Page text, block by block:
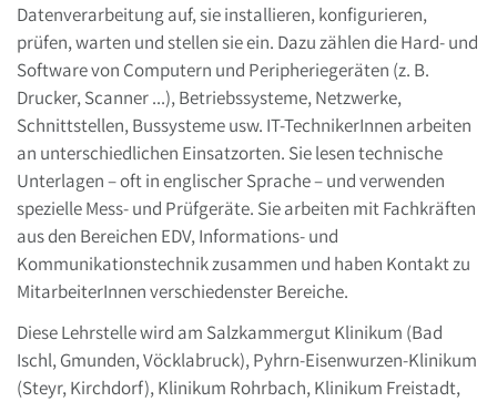
Datenverarbeitung auf, sie installieren, konfigurieren,
prüfen, warten und stellen sie ein. Dazu zählen die Hard- und
Software von Computern und Peripheriegeräten (z. B.
Drucker, Scanner ...), Betriebssysteme, Netzwerke,
Schnittstellen, Bussysteme usw. IT-TechnikerInnen arbeiten
an unterschiedlichen Einsatzorten. Sie lesen technische
Unterlagen – oft in englischer Sprache – und verwenden
spezielle Mess- und Prüfgeräte. Sie arbeiten mit Fachkräften
aus den Bereichen EDV, Informations- und
Kommunikationstechnik zusammen und haben Kontakt zu
MitarbeiterInnen verschiedenster Bereiche.
Diese Lehrstelle wird am Salzkammergut Klinikum (Bad
Ischl, Gmunden, Vöcklabruck), Pyhrn-Eisenwurzen-Klinikum
(Steyr, Kirchdorf), Klinikum Rohrbach, Klinikum Freistadt,